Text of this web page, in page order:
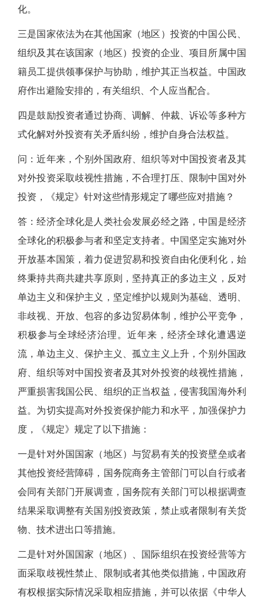
化。
三是国家依法为在其他国家（地区）投资的中国公民、
组织及其在该国家（地区）投资的企业、项目所属中国
籍员工提供领事保护与协助，维护其正当权益。中国政
府作出避险安排的，有关组织、个人应当配合。
四是鼓励投资者通过协商、调解、仲裁、诉讼等多种方
式化解对外投资有关矛盾纠纷，维护自身合法权益。
问：近年来，个别外国政府、组织等对中国投资者及其
对外投资采取歧视性措施，不合理打压、限制中国对外
投资，《规定》针对这些情形规定了哪些应对措施？
答：经济全球化是人类社会发展必经之路，中国是经济
全球化的积极参与者和坚定支持者。中国坚定实施对外
开放基本国策，着力促进贸易和投资自由化便利化，始
终秉持共商共建共享原则，坚持真正的多边主义，反对
单边主义和保护主义，坚定维护以规则为基础、透明、
非歧视、开放、包容的多边贸易体制，维护公平竞争，
积极参与全球经济治理。近年来，经济全球化遭遇逆
流，单边主义、保护主义、孤立主义上升，个别外国政
府、组织等对中国投资者及其对外投资的歧视性措施，
严重损害我国公民、组织的正当权益，侵害我国海外利
益。为切实提高对外投资保护能力和水平，加强保护力
度，《规定》规定了以下措施：
一是针对外国国家（地区）与贸易有关的投资壁垒或者
其他投资经营障碍，国务院商务主管部门可以自行或者
会同有关部门开展调查，国务院有关部门可以根据调查
结果采取调整有关国别投资政策，禁止或者限制有关货
物、技术进出口等措施。
二是针对外国国家（地区）、国际组织在投资经营等方
面采取歧视性禁止、限制或者其他类似措施，中国政府
有权根据实际情况采取相应措施，并可以依据《中华人